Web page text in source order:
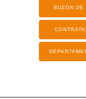
BUZÓN DE